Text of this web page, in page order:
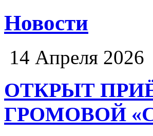
Новости
14 Апреля 2026
ОТКРЫТ
ГРОМОВОЙ